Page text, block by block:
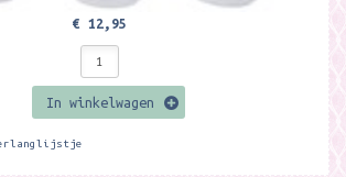
€ 12,95
In winkelwagen